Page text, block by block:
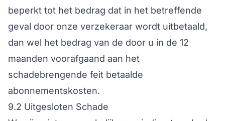
beperkt tot het bedrag dat in het betreffende
geval door onze verzekeraar wordt uitbetaald,
dan wel het bedrag van de door u in de 12
maanden voorafgaand aan het
schadebrengende feit betaalde
abonnementskosten.
9.2 Uitgesloten Schade